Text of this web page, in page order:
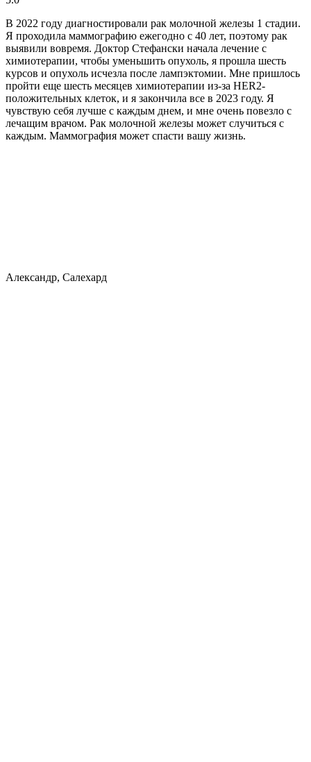
В 2022 году диагностировали рак молочной железы 1 стадии.
Я проходила маммографию ежегодно с 40 лет, поэтому рак
выявили вовремя. Доктор Стефански начала лечение с
химиотерапии, чтобы уменьшить опухоль, я прошла шесть
курсов и опухоль исчезла после лампэктомии. Мне пришлось
пройти еще шесть месяцев химиотерапии из-за HER2-
положительных клеток, и я закончила все в 2023 году. Я
чувствую себя лучше с каждым днем, и мне очень повезло с
лечащим врачом. Рак молочной железы может случиться с
каждым. Маммография может спасти вашу жизнь.
Александр, Салехард